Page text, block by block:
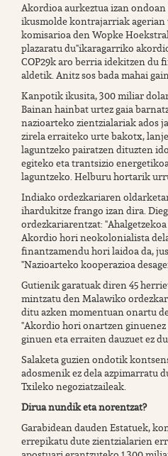
Akordioa aurkeztua izan
ikusmolde kontrajarriak agerian
komisarioa den Wopke
plazaratu du"ikaragarriko
COP29k aro berria idekitzen du
aldetik. Anitz sos bada mahai
Kanpotik ikusita, 300 miliar
Bainan hainbat urtez gaia
nazioarteko zientzialariak ados
zirela erraiteko urte bakotx,
laguntzeko pairatzen dituzten
egiteko eta trantsizio
laguntzeko. Helburu hortarik
Indiako ordezkariaren
ihardukitze frango izan dira.
ordezkariarentzat:
Akordio hori neokolonialista
finantzamendu hori laidoa da,
"Nazioarteko kooperazioa
Gutienik garatuak diren 45
mintzatu den Malawiko
ditu azken momentuan onartu
"Akordio hori onartzen
ginuen eta erraiten dauzuet ez
Salaketa guzien ondotik
adosmenik ez dela azpimarratu
Txileko negoziatzaileak.
Dirua nundik eta norentzat?
Garabidean dauden Estatuek,
errepikatu dute zientzialarien